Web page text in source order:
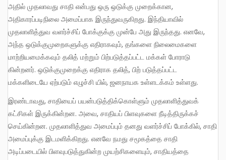
அதில் முதலாவது சாதி என்பது ஒரு ஒடுக்கு முறைக்கான,
அதிகாரப்படிநிலை அமைப்பாக இருந்துவருகிறது. இந்தியாவில்
முதலாளித்துவ வளர்ச்சிப் போக்குக்கு முன்பே அது இருந்தது. எனவே,
அந்த ஒடுக்குமுறைகளுக்கு எதிராகவும், தங்களை நிலைமைகளை
மாற்றியமைக்கவும் தலித் மற்றும் பிற்படுத்தப்பட்ட மக்கள் போராடு
கின்றனர். ஒடுக்குமுறைக்கு எதிராக தலித், பிற் படுத்தப்பட்ட
மக்களிடையே ஏற்படும் எழுச்சி யில், ஜனநாயக உள்ளடக்கம் உள்ளது.
இரண்டாவது, சாதியைப் பயன்படுத்திக்கொள்ளும் முதலாளித்துவக்
கட்சிகள் இருக்கின்றன. அவை, சாதியப் பிளவுகளை நீடித்திருக்கச்
செய்கின்றன. முதலாளித்துவ அமைப்பும் தனது வளர்ச்சிப் போக்கில், சாதி
அமைப்புக்கு இடமளிக்கிறது. எனவே நமது சமூகத்தை சாதி
அடிப்படையில் பிளவுபடுத்துகின்ற முயற்சிகளையும், சாதியத்தை